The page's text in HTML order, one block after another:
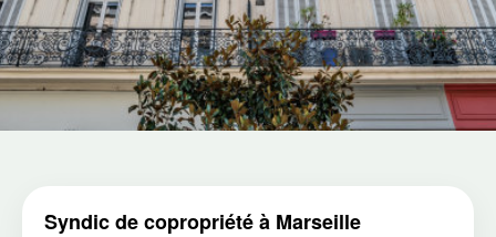
Syndic de copropriété à Marseille